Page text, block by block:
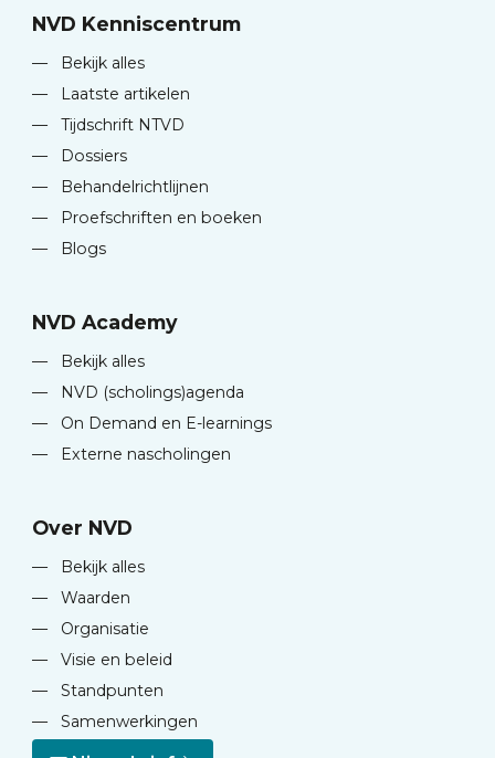
NVD Kenniscentrum
—
Bekijk alles
—
Laatste artikelen
—
Tijdschrift NTVD
—
Dossiers
—
Behandelrichtlijnen
—
Proefschriften en boeken
—
Blogs
NVD Academy
—
Bekijk alles
—
NVD (scholings)agenda
—
On Demand en E-learnings
—
Externe nascholingen
Over NVD
—
Bekijk alles
—
Waarden
—
Organisatie
—
Visie en beleid
—
Standpunten
—
Samenwerkingen